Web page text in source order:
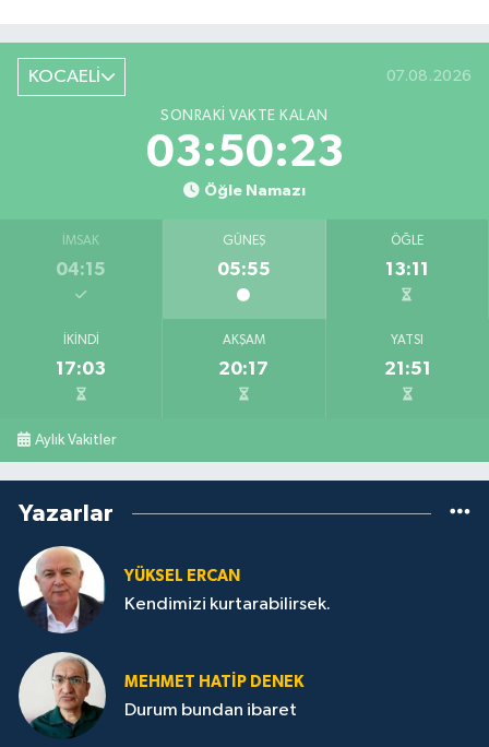
KOCAELİ 07.08.2026
SONRAKI VAKTE KALAN
03:50:23
Öğle Namazı
İMSAK
04:15
GÜNEŞ
05:55
ÖĞLE
13:11
İKINDI
17:03
AKŞAM
20:17
YATSI
21:51
Aylık Vakitler
Yazarlar
YÜKSEL ERCAN
Kendimizi kurtarabilirsek.
MEHMET HATİP DENEK
Durum bundan ibaret